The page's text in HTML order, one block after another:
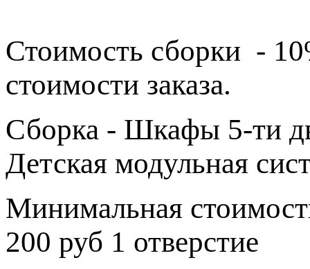
Стоимость сборки -
стоимости заказа.
Сборка - Шкафы 5-ти
Детская модульная
Минимальная
200 руб 1 отверстие